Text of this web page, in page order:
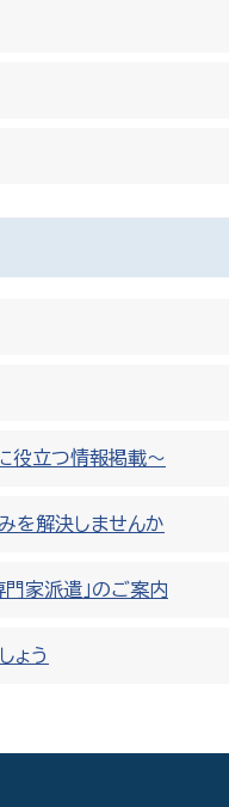
役立つ情報掲載〜
を解決しませんか
門家派遣」のご案内
ょう